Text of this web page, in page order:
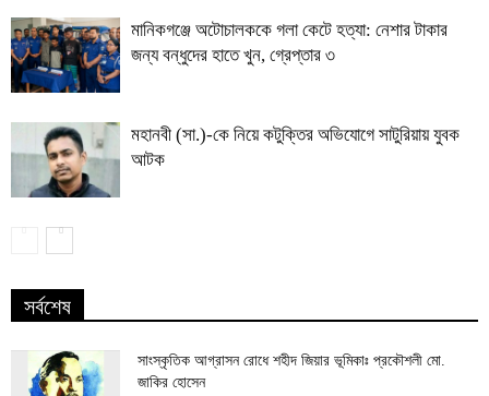
মানিকগঞ্জে অটোচালককে গলা কেটে হত্যা: নেশার টাকার
জন্য বন্ধুদের হাতে খুন, গ্রেপ্তার ৩
মহানবী (সা.)-কে নিয়ে কটুক্তির অভিযোগে সাটুরিয়ায় যুবক
আটক
সর্বশেষ
সাংস্কৃতিক আগ্রাসন রোধে শহীদ জিয়ার ভূমিকাঃ প্রকৌশলী মো.
জাকির হোসেন